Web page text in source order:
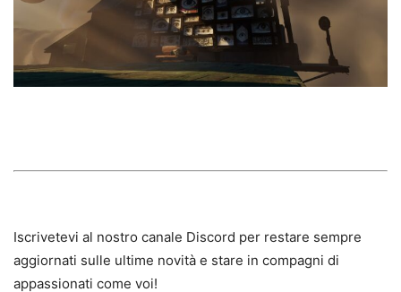
Iscrivetevi al nostro canale Discord per restare sempre
aggiornati sulle ultime novità e stare in compagni di
appassionati come voi!